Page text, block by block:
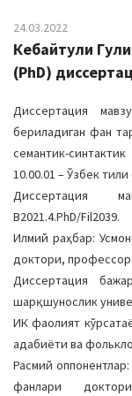
24.03.2022
Кебайтули
(PhD)
Диссертация
бериладиган фан
семантик-
10.00.01 – Ўзбек
Диссертация
B2021.4.PhD/Fil2039.
Илмий раҳбар:
доктори, профессор.
Диссертация
шарқшунослик
ИК фаолият
адабиёти ва
Расмий
фанлари